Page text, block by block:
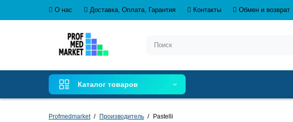
О нас Доставка, Оплата, Гарантия Контакты Обмен и возврат
Каталог товаров
Profmedmarket Производитель Pastelli